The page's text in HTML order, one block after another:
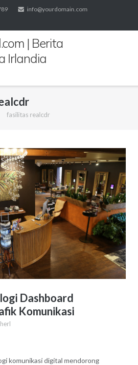
info@yourdomain.com
| Berita
Irlandia
fasilitas realcdr
Dashboard
Komunikasi
komunikasi digital mendorong